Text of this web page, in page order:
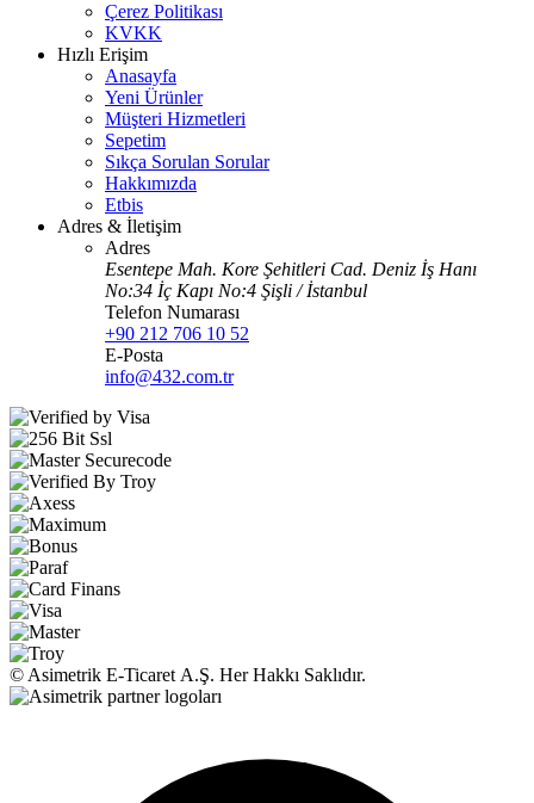
Çerez Politikası
KVKK
Hızlı Erişim
Anasayfa
Yeni Ürünler
Müşteri Hizmetleri
Sepetim
Sıkça Sorulan Sorular
Hakkımızda
Etbis
Adres & İletişim
Adres
Esentepe Mah. Kore Şehitleri Cad. Deniz İş Hanı
No:34 İç Kapı No:4 Şişli / İstanbul
Telefon Numarası
+90 212 706 10 52
E-Posta
info@432.com.tr
© Asimetrik E‑Ticaret A.Ş. Her Hakkı Saklıdır.